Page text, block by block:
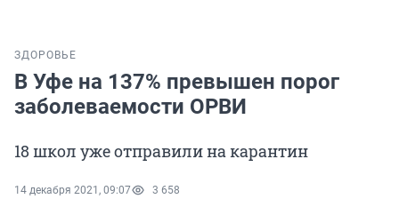
ЗДОРОВЬЕ
В Уфе на 137% превышен порог
заболеваемости ОРВИ
18 школ уже отправили на карантин
14 декабря 2021, 09:07 3 658